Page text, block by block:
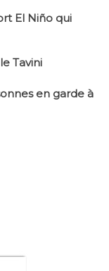
El Niño qui
Tavini
en garde à